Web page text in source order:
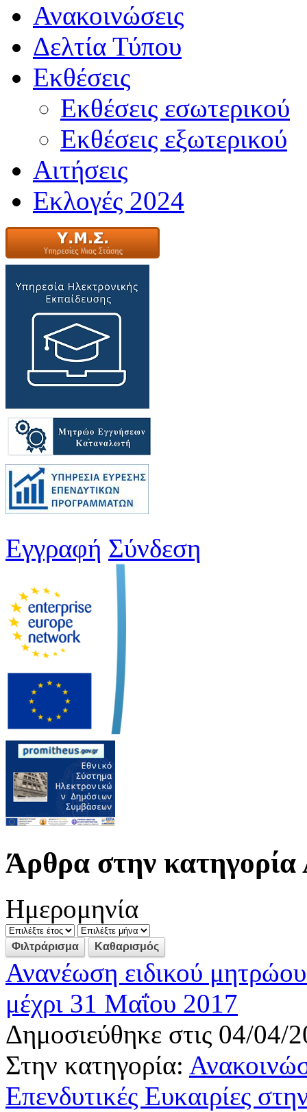
Ανακοινώσεις
Δελτία Τύπου
Εκθέσεις
Εκθέσεις εσωτερικού
Εκθέσεις εξωτερικού
Αιτήσεις
Εκλογές 2024
Εγγραφή Σύνδεση
Άρθρα στην κατηγορία
Ημερομηνία
Ανανέωση ειδικού
μέχρι 31 Μαΐου 2017
Δημοσιεύθηκε στις 04/04/
Στην κατηγορία:
Επενδυτικές Ευκαιρίες